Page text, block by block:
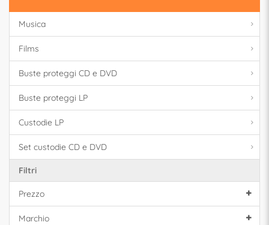
Musica
Films
Buste proteggi CD e DVD
Buste proteggi LP
Custodie LP
Set custodie CD e DVD
Filtri
Prezzo
Marchio